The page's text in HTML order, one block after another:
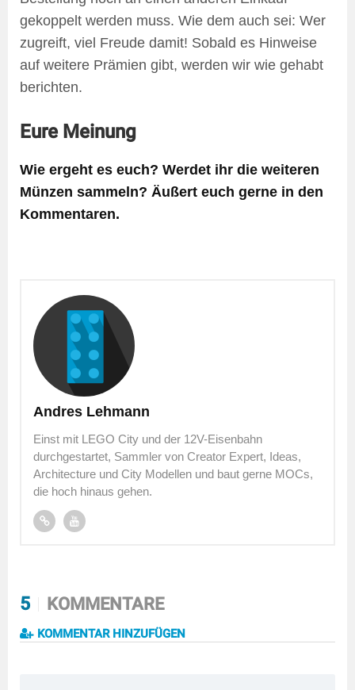
gekoppelt werden muss. Wie dem auch sei: Wer
zugreift, viel Freude damit! Sobald es Hinweise
auf weitere Prämien gibt, werden wir wie gehabt
berichten.
Eure Meinung
Wie ergeht es euch? Werdet ihr die weiteren
Münzen sammeln? Äußert euch gerne in den
Kommentaren.
Andres Lehmann
Einst mit LEGO City und der 12V-Eisenbahn
durchgestartet, Sammler von Creator Expert, Ideas,
Architecture und City Modellen und baut gerne MOCs,
die hoch hinaus gehen.
5 KOMMENTARE
KOMMENTAR HINZUFÜGEN